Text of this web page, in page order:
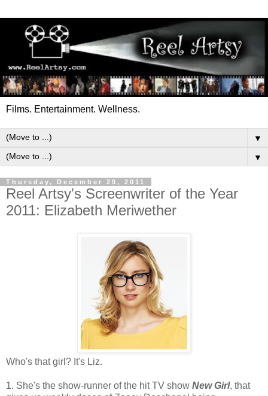
Films. Entertainment. Wellness.
▼
▼
Thursday, December 29, 2011
Reel Artsy's Screenwriter of the Year
2011: Elizabeth Meriwether
Who's that girl? It's Liz.
1. She's the show-runner of the hit TV show New Girl, that